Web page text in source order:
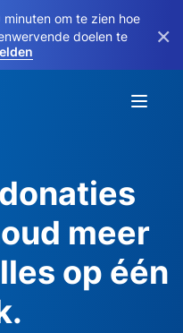
om te zien hoe
doelen te
×
meer
op één